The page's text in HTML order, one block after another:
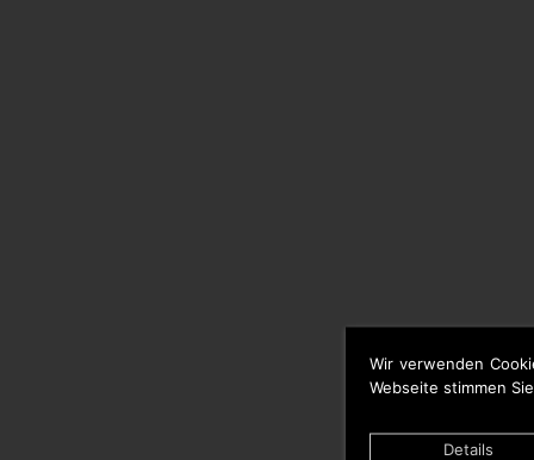
Wir verwenden
Webseite stimmen
Details